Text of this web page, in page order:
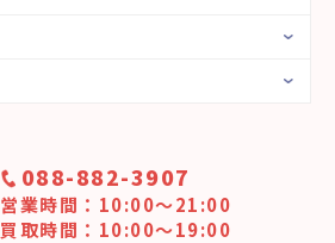
088-882-3907
営業時間：10:00〜21:00
買取時間：10:00～19:00